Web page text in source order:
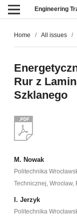
Engineering
Home / All issues /
Rur z
Szklanego
M. Nowak
Politechnika
Technicznej, Wrocław,
I. Jerzyk
Politechnika